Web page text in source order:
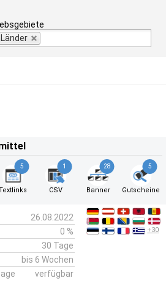
5 1
CSV
28
Banner
5
Gutscheine
26.08.2022
0 %
30 Tage
bis 6 Wochen
verfügbar
+30